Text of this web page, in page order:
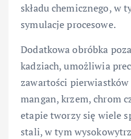
składu chemicznego, w
symulacje procesowe.
Dodatkowa obróbka
kadziach, umożliwia
zawartości
mangan, krzem, chrom
etapie tworzy się wiele
stali, w tym